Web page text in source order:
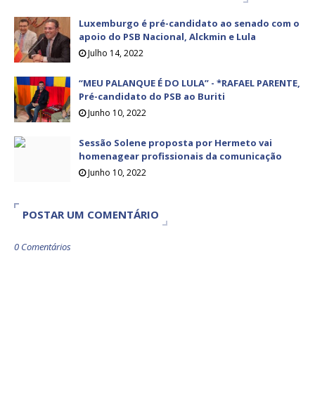
Luxemburgo é pré-candidato ao senado com o
apoio do PSB Nacional, Alckmin e Lula
Julho 14, 2022
“MEU PALANQUE É DO LULA” - *RAFAEL PARENTE,
Pré-candidato do PSB ao Buriti
Junho 10, 2022
Sessão Solene proposta por Hermeto vai
homenagear profissionais da comunicação
Junho 10, 2022
POSTAR UM COMENTÁRIO
0 Comentários